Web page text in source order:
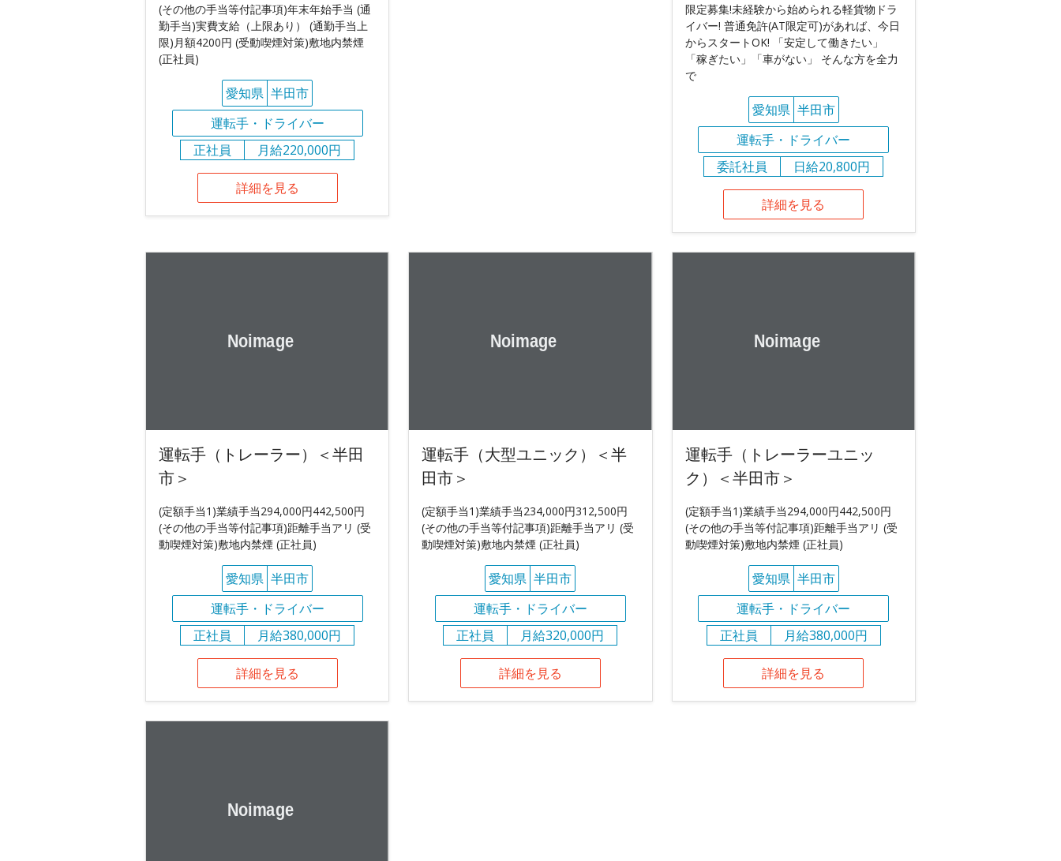
(その他の手当等付記事項)年末年始手当 (通
勤手当)実費支給（上限あり） (通勤手当上
限)月額4200円 (受動喫煙対策)敷地内禁煙
(正社員)
愛知県 半田市
運転手・ドライバー
正社員
月給220,000円
詳細を見る
限定募集!未経験から始められる軽貨物ドラ
イバー! 普通免許(AT限定可)があれば、今日
からスタートOK! 「安定して働きたい」
「稼ぎたい」「車がない」 そんな方を全力
で
愛知県 半田市
運転手・ドライバー
委託社員
日給20,800円
詳細を見る
運転手（トレーラー）＜半田
市＞
(定額手当1)業績手当294,000円442,500円
(その他の手当等付記事項)距離手当アリ (受
動喫煙対策)敷地内禁煙 (正社員)
愛知県 半田市
運転手・ドライバー
正社員
月給380,000円
詳細を見る
運転手（大型ユニック）＜半
田市＞
(定額手当1)業績手当234,000円312,500円
(その他の手当等付記事項)距離手当アリ (受
動喫煙対策)敷地内禁煙 (正社員)
愛知県 半田市
運転手・ドライバー
正社員
月給320,000円
詳細を見る
運転手（トレーラーユニッ
ク）＜半田市＞
(定額手当1)業績手当294,000円442,500円
(その他の手当等付記事項)距離手当アリ (受
動喫煙対策)敷地内禁煙 (正社員)
愛知県 半田市
運転手・ドライバー
正社員
月給380,000円
詳細を見る